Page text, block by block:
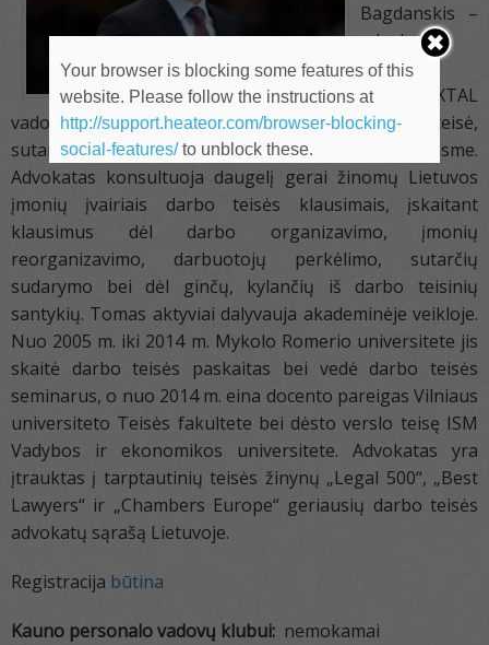
Bagdanskis –
advokatų
kontoros
ILAW LEXTAL
vadovaujantis partneris. Ekspertinės sritys – darbo teisė,
sutarčių teisė, įmonių teisė ir atstovavimas teisme.
Advokatas konsultuoja daugelį gerai žinomų Lietuvos
įmonių įvairiais darbo teisės klausimais, įskaitant
klausimus dėl darbo organizavimo, įmonių
reorganizavimo, darbuotojų perkėlimo, sutarčių
sudarymo bei dėl ginčų, kylančių iš darbo teisinių
santykių. Tomas aktyviai dalyvauja akademinėje veikloje.
Nuo 2005 m. iki 2014 m. Mykolo Romerio universitete jis
skaitė darbo teisės paskaitas bei vedė darbo teisės
seminarus, o nuo 2014 m. eina docento pareigas Vilniaus
universiteto Teisės fakultete bei dėsto verslo teisę ISM
Vadybos ir ekonomikos universitete. Advokatas yra
įtrauktas į tarptautinių teisės žinynų „Legal 500“, „Best
Lawyers“ ir „Chambers Europe“ geriausių darbo teisės
advokatų sąrašą Lietuvoje.
Registracija būtina
Kauno personalo vadovų klubui: nemokamai
Your browser is blocking some features of this
website. Please follow the instructions at
http://support.heateor.com/browser-blocking-
social-features/to unblock these.